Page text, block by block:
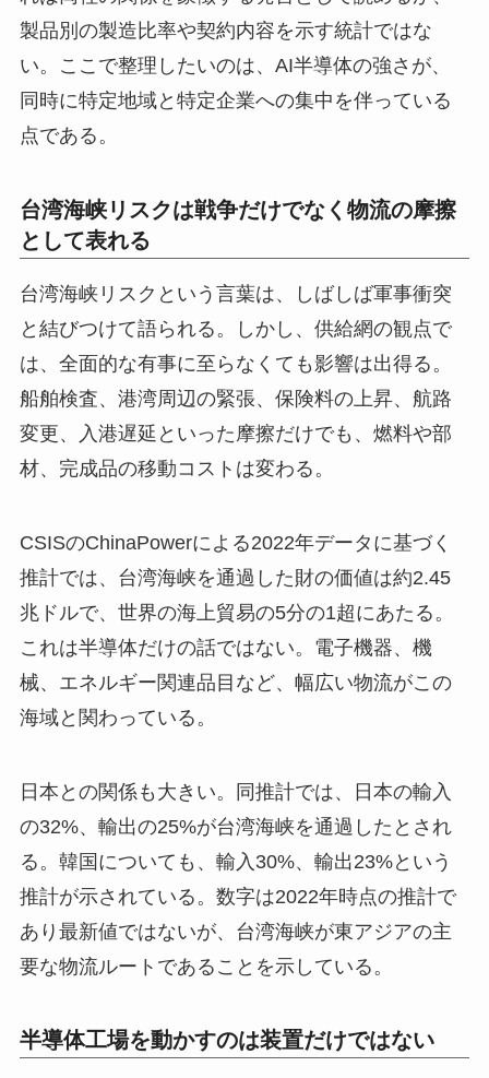
製品別の製造比率や契約内容を示す統計ではな
い。ここで整理したいのは、AI半導体の強さが、
同時に特定地域と特定企業への集中を伴っている
点である。
台湾海峡リスクは戦争だけでなく物流の摩擦
として表れる
台湾海峡リスクという言葉は、しばしば軍事衝突
と結びつけて語られる。しかし、供給網の観点で
は、全面的な有事に至らなくても影響は出得る。
船舶検査、港湾周辺の緊張、保険料の上昇、航路
変更、入港遅延といった摩擦だけでも、燃料や部
材、完成品の移動コストは変わる。
CSISのChinaPowerによる2022年データに基づく
推計では、台湾海峡を通過した財の価値は約2.45
兆ドルで、世界の海上貿易の5分の1超にあたる。
これは半導体だけの話ではない。電子機器、機
械、エネルギー関連品目など、幅広い物流がこの
海域と関わっている。
日本との関係も大きい。同推計では、日本の輸入
の32%、輸出の25%が台湾海峡を通過したとされ
る。韓国についても、輸入30%、輸出23%という
推計が示されている。数字は2022年時点の推計で
あり最新値ではないが、台湾海峡が東アジアの主
要な物流ルートであることを示している。
半導体工場を動かすのは装置だけではない